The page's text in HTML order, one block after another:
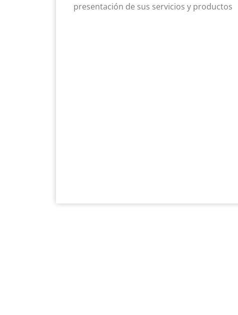
presentación de sus servicios y productos